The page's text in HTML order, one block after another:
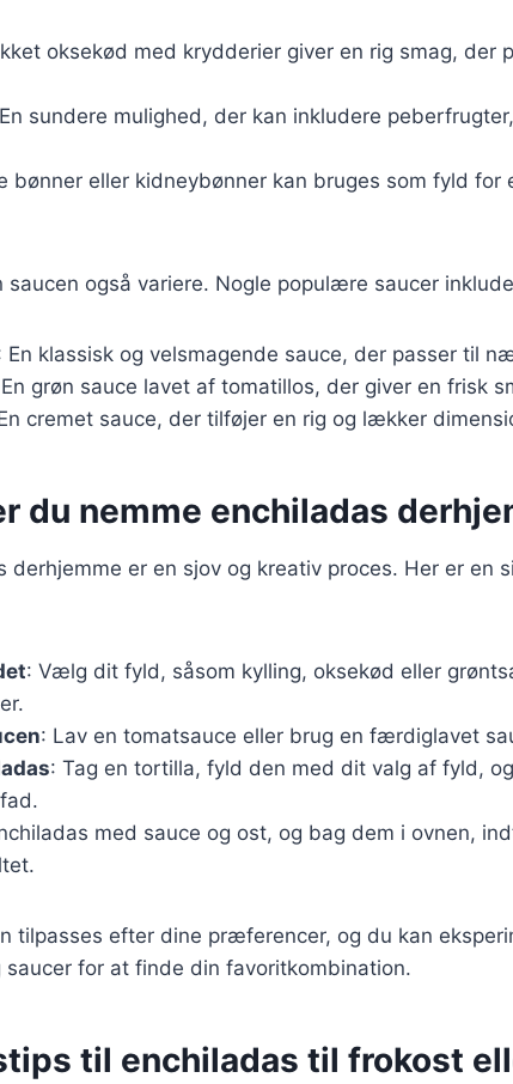
oksekød med krydderier giver en rig smag, der
sundere mulighed, der kan inkludere
bønner eller kidneybønner kan bruges som fyld for
saucen også variere. Nogle populære saucer
En klassisk og velsmagende sauce, der passer til
grøn sauce lavet af tomatillos, der giver en frisk
cremet sauce, der tilføjer en rig og lækker
du nemme enchiladas
derhjemme er en sjov og kreativ proces. Her er en
: Vælg dit fyld, såsom kylling, oksekød eller
: Lav en tomatsauce eller brug en færdiglavet
: Tag en tortilla, fyld den med dit valg af fyld,
med sauce og ost, og bag dem i ovnen,
tilpasses efter dine præferencer, og du kan
for at finde din favoritkombination.
til enchiladas til frokost